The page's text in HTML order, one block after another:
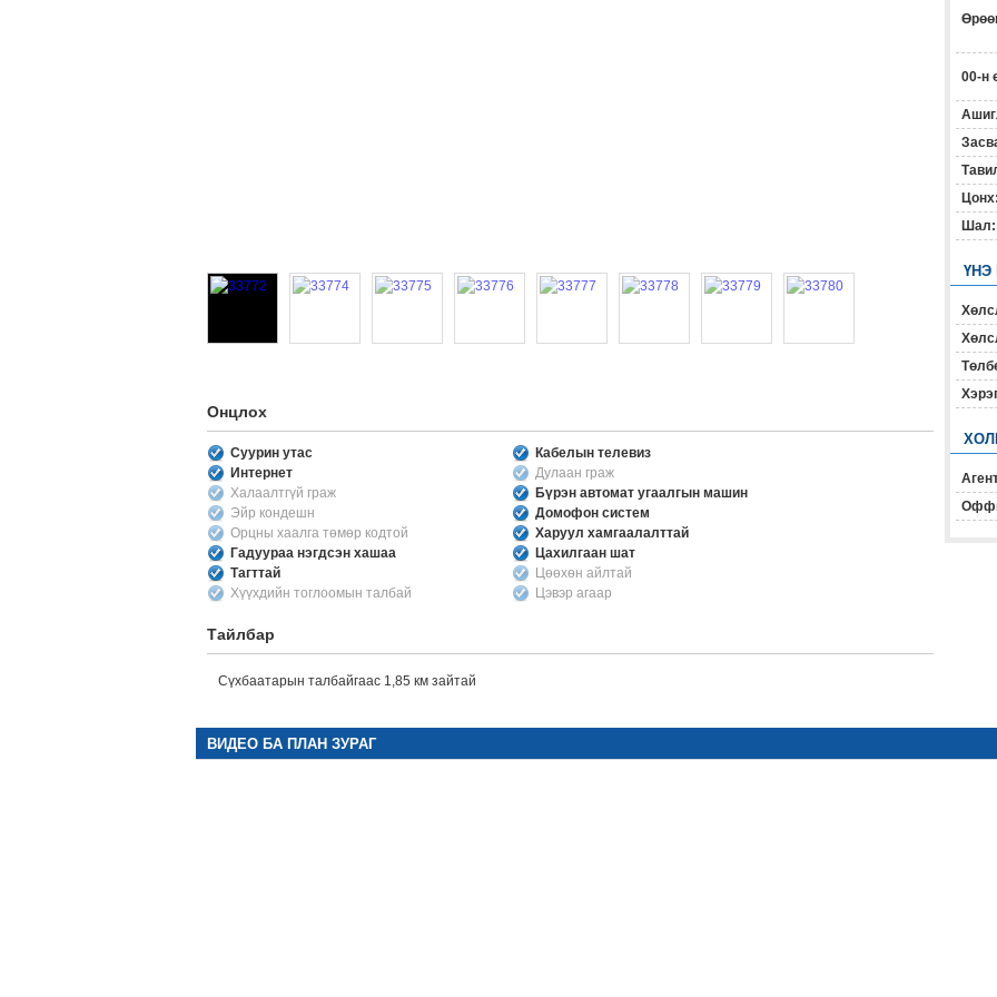
Онцлох
Суурин утас
Кабелын телевиз
Интернет
Дулаан граж
Халаалтгүй граж
Бүрэн автомат угаалгын машин
Эйр кондешн
Домофон систем
Орцны хаалга төмөр кодтой
Харуул хамгаалалттай
Гадуураа нэгдсэн хашаа
Цахилгаан шат
Тагттай
Цөөхөн айлтай
Хүүхдийн тоглоомын талбай
Цэвэр агаар
Тайлбар
Сүхбаатарын талбайгаас 1,85 км зайтай
00-н
Цонх:
Шал:
ҮНЭ
ВИДЕО БА ПЛАН ЗУРАГ